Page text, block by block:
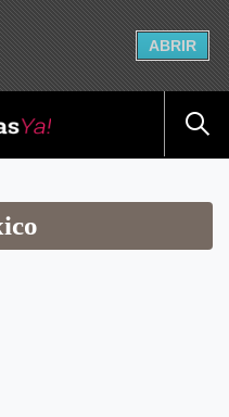
ABRIR